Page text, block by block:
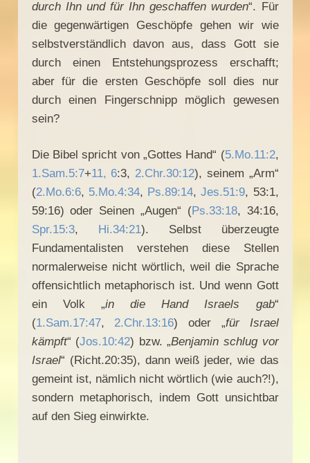
durch Ihn und für Ihn geschaffen wurden“. Für
die gegenwärtigen Geschöpfe gehen wir wie
selbstverständlich davon aus, dass Gott sie
durch einen Entstehungsprozess erschafft;
aber für die ersten Geschöpfe soll dies nur
durch einen Fingerschnipp möglich gewesen
sein?
Die Bibel spricht von „Gottes Hand“ (5.Mo.11:2,
1.Sam.5:7+11, 6:3, 2.Chr.30:12), seinem „Arm“
(2.Mo.6:6, 5.Mo.4:34, Ps.89:14,Jes.51:9, 53:1,
59:16) oder Seinen „Augen“ (Ps.33:18, 34:16,
Spr.15:3, Hi.34:21). Selbst überzeugte
Fundamentalisten verstehen diese Stellen
normalerweise nicht wörtlich, weil die Sprache
offensichtlich metaphorisch ist. Und wenn Gott
ein Volk „in die Hand Israels gab“
(1.Sam.17:47, 2.Chr.13:16) oder „für Israel
kämpft“ (Jos.10:42) bzw. „Benjamin schlug vor
Israel“ (Richt.20:35), dann weiß jeder, wie das
gemeint ist, nämlich nicht wörtlich (wie auch?!),
sondern metaphorisch, indem Gott unsichtbar
auf den Sieg einwirkte.